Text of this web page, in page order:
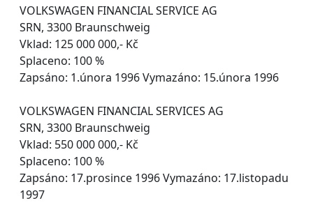
VOLKSWAGEN FINANCIAL SERVICE AG
SRN, 3300 Braunschweig
Vklad: 125 000 000,- Kč
Splaceno: 100 %
Zapsáno: 1.února 1996 Vymazáno: 15.února 1996
VOLKSWAGEN FINANCIAL SERVICES AG
SRN, 3300 Braunschweig
Vklad: 550 000 000,- Kč
Splaceno: 100 %
Zapsáno: 17.prosince 1996 Vymazáno: 17.listopadu
1997